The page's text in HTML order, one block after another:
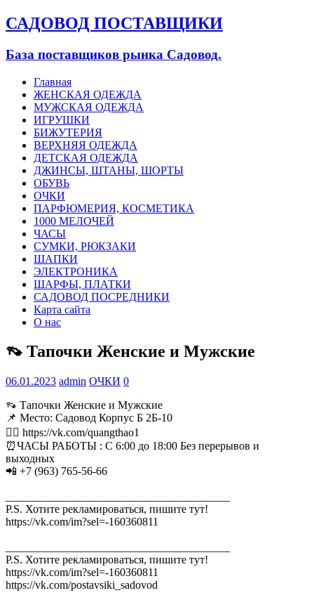
САДОВОД ПОСТАВЩИКИ
База поставщиков рынка Садовод.
Главная
ЖЕНСКАЯ ОДЕЖДА
МУЖСКАЯ ОДЕЖДА
ИГРУШКИ
БИЖУТЕРИЯ
ВЕРХНЯЯ ОДЕЖДА
ДЕТСКАЯ ОДЕЖДА
ДЖИНСЫ, ШТАНЫ, ШОРТЫ
ОБУВЬ
ОЧКИ
ПАРФЮМЕРИЯ, КОСМЕТИКА
1000 МЕЛОЧЕЙ
ЧАСЫ
СУМКИ, РЮКЗАКИ
ШАПКИ
ЭЛЕКТРОНИКА
ШАРФЫ, ПЛАТКИ
САДОВОД ПОСРЕДНИКИ
Карта сайта
О нас
👡 Тапочки Женские и Мужские
06.01.2023 admin ОЧКИ 0
👡 Тапочки Женские и Мужские
📌 Место: Садовод Корпус Б 2Б-10
👉🏻 https://vk.com/quangthao1
⏰ЧАСЫ РАБОТЫ : С 6:00 до 18:00 Без перерывов и
выходных
📲 +7 (963) 765-56-66
P.S. Хотите рекламироваться, пишите тут!
https://vk.com/im?sel=-160360811
P.S. Хотите рекламироваться, пишите тут!
https://vk.com/im?sel=-160360811
https://vk.com/postavsiki_sadovod